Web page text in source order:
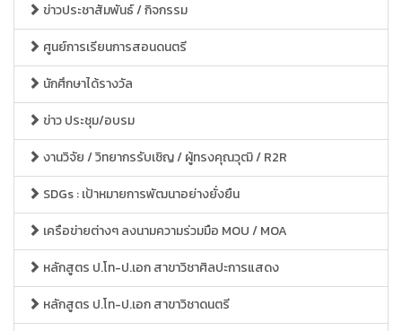
ข่าวประชาสัมพันธ์ / กิจกรรม
ศูนย์การเรียนการสอนดนตรี
นักศึกษาได้รางวัล
ข่าว ประชุม/อบรม
งานวิจัย / วิทยากรรับเชิญ / ผู้ทรงคุณวุฒิ / R2R
SDGs : เป้าหมายการพัฒนาอย่างยั่งยืน
เครือข่ายต่างๆ ลงนามความร่วมมือ MOU / MOA
หลักสูตร ป.โท-ป.เอก สาขาวิชาศิลปะการแสดง
หลักสูตร ป.โท-ป.เอก สาขาวิชาดนตรี